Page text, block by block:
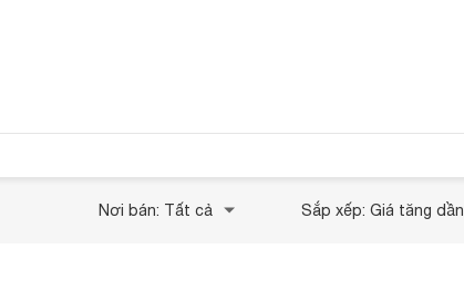
Nơi bán: Tất cả Sắp xếp: Giá tăng dần